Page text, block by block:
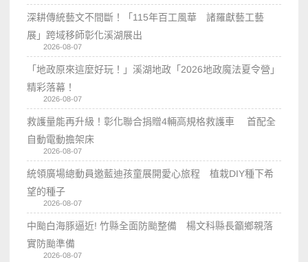
深耕傳統藝文不間斷！「115年百工風華 諸羅獻藝工藝
展」跨域移師彰化溪湖展出
2026-08-07
「地政原來這麼好玩！」溪湖地政「2026地政魔法夏令營」
精彩落幕！
2026-08-07
救護量能再升級！彰化聯合捐贈4輛高規格救護車 首配全
自動電動擔架床
2026-08-07
統領廣場總動員邀藍迪孩童展開愛心旅程 植栽DIY種下希
望的種子
2026-08-07
中颱白海豚逼近! 竹縣全面防颱整備 楊文科縣長籲鄉親落
實防颱準備
2026-08-07